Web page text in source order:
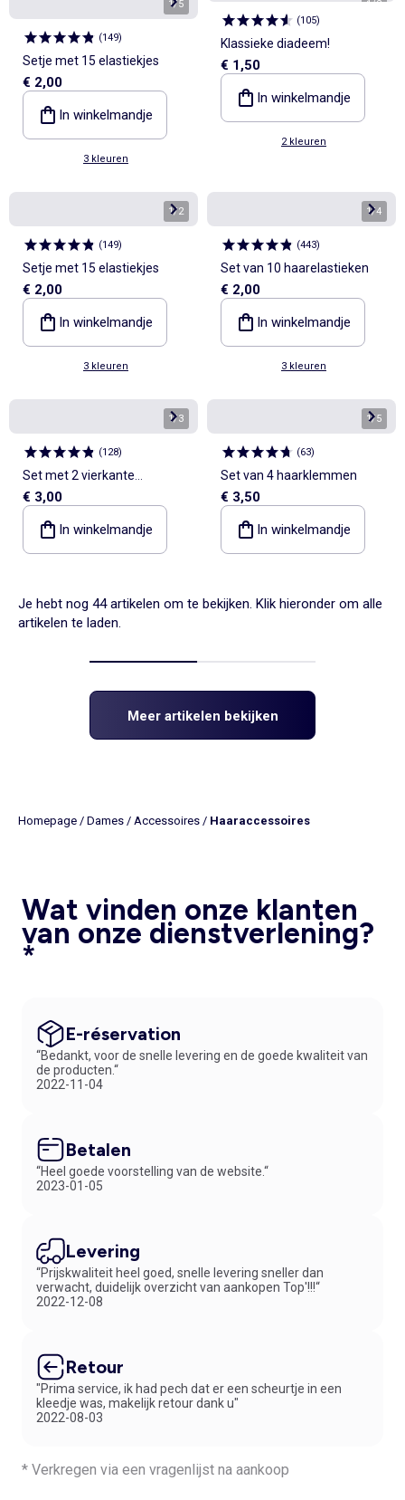
1/5
(149)
Setje met 15 elastiekjes
€ 2,00
In winkelmandje
3 kleuren
1/2
(105)
Klassieke diadeem!
€ 1,50
In winkelmandje
2 kleuren
1/2
(149)
Setje met 15 elastiekjes
€ 2,00
In winkelmandje
3 kleuren
1/4
(443)
Set van 10 haarelastieken
€ 2,00
In winkelmandje
3 kleuren
1/3
(128)
Set met 2 vierkante
haarklemmetjes
€ 3,00
In winkelmandje
1/5
(63)
Set van 4 haarklemmen
€ 3,50
In winkelmandje
Je hebt nog 44 artikelen om te bekijken. Klik hieronder om alle
artikelen te laden.
Meer artikelen bekijken
Homepage / Dames / Accessoires / Haaraccessoires
Wat vinden onze klanten
van onze dienstverlening?
*
E-réservation
“Bedankt, voor de snelle levering en de goede kwaliteit van
de producten.“
2022-11-04
Betalen
“Heel goede voorstelling van de website.“
2023-01-05
Levering
“Prijskwaliteit heel goed, snelle levering sneller dan
verwacht, duidelijk overzicht van aankopen Top'!!!“
2022-12-08
Retour
"Prima service, ik had pech dat er een scheurtje in een
kleedje was, makelijk retour dank u"
2022-08-03
* Verkregen via een vragenlijst na aankoop